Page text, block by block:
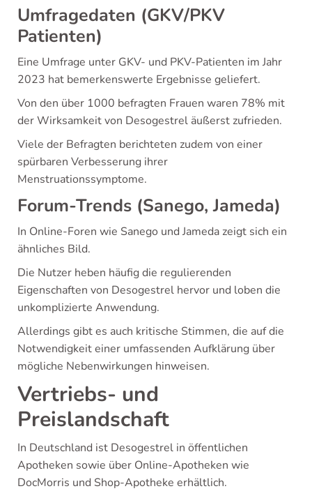
Umfragedaten (GKV/PKV
Patienten)
Eine Umfrage unter GKV- und PKV-Patienten im Jahr
2023 hat bemerkenswerte Ergebnisse geliefert.
Von den über 1000 befragten Frauen waren 78% mit
der Wirksamkeit von Desogestrel äußerst zufrieden.
Viele der Befragten berichteten zudem von einer
spürbaren Verbesserung ihrer
Menstruationssymptome.
Forum-Trends (Sanego, Jameda)
In Online-Foren wie Sanego und Jameda zeigt sich ein
ähnliches Bild.
Die Nutzer heben häufig die regulierenden
Eigenschaften von Desogestrel hervor und loben die
unkomplizierte Anwendung.
Allerdings gibt es auch kritische Stimmen, die auf die
Notwendigkeit einer umfassenden Aufklärung über
mögliche Nebenwirkungen hinweisen.
Vertriebs- und
Preislandschaft
In Deutschland ist Desogestrel in öffentlichen
Apotheken sowie über Online-Apotheken wie
DocMorris und Shop-Apotheke erhältlich.